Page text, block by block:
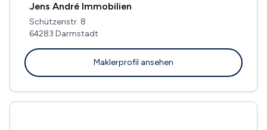
Jens André Immobilien
Schützenstr. 8
64283 Darmstadt
Maklerprofil ansehen